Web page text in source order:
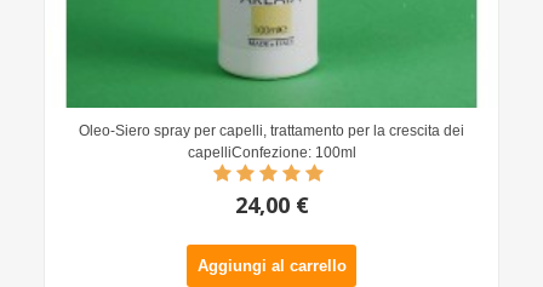
Oleo-Siero spray per capelli, trattamento per la crescita dei
capelliConfezione: 100ml
24,00 €
Aggiungi al carrello